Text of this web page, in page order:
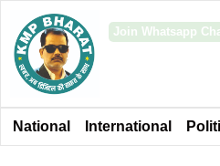
Join Whatsapp
National International